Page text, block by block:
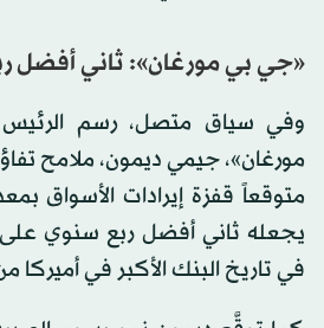
«جي بي مورغان»: ثاني أفضل
وفي سياق متصل، رسم الرئيس
مورغان»، جيمي ديمون، ملامح
يجعله ثاني أفضل ربع سنوي على
في تاريخ البنك الأكبر في